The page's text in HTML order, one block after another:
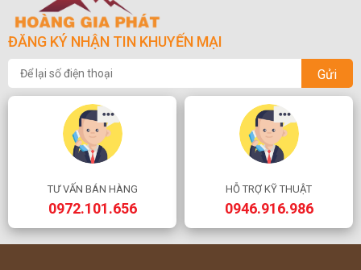
ĐĂNG KÝ NHẬN TIN KHUYẾN MẠI
Gửi
TƯ VẤN BÁN HÀNG
0972.101.656
HỖ TRỢ KỸ THUẬT
0946.916.986